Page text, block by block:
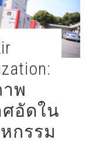
พ
อัดใน
กรรม